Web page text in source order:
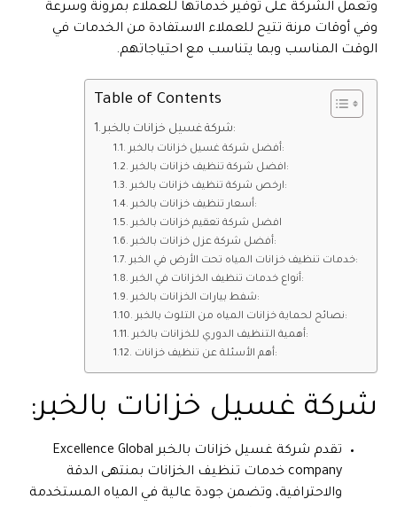
وتعمل الشركة على توفير خدماتها للعملاء بمرونة وسرعة
وفي أوقات مرنة تتيح للعملاء الاستفادة من الخدمات في
الوقت المناسب وبما يتناسب مع احتياجاتهم.
Table of Contents
شركة غسيل خزانات بالخبر:
أفضل شركة غسيل خزانات بالخبر:
افضل شركة تنظيف خزانات بالخبر:
ارخص شركة تنظيف خزانات بالخبر:
أسعار تنظيف خزانات بالخبر:
افضل شركة تعقيم خزانات بالخبر
أفضل شركة عزل خزانات بالخبر:
خدمات تنظيف خزانات المياه تحت الأرض في الخبر:
أنواع خدمات تنظيف الخزانات في الخبر:
شفط بيارات الخزانات بالخبر:
نصائح لحماية خزانات المياه من التلوث بالخبر:
أهمية التنظيف الدوري للخزانات بالخبر:
أهم الأسئلة عن تنظيف خزانات:
شركة غسيل خزانات بالخبر:
تقدم شركة غسيل خزانات بالخبر Excellence Global
company خدمات تنظيف الخزانات بمنتهى الدقة
والاحترافية، وتضمن جودة عالية في المياه المستخدمة